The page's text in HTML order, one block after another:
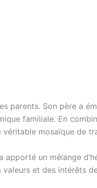
parents. Son père a
familiale. En
mosaïque de
un mélange
et des intérêts